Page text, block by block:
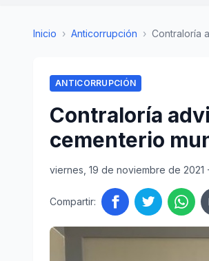
Inicio › Anticorrupción › Contraloría
ANTICORRUPCIÓN
Contraloría
cementerio
viernes, 19 de noviembre de 2021
Compartir: